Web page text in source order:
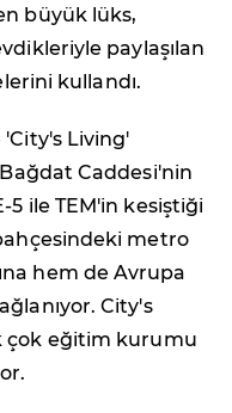
büyük lüks,
paylaşılan
kullandı.
'City's Living'
Caddesi'nin
5 ile TEM'in kesiştiği
metro
hem de Avrupa
City's
çok eğitim kurumu